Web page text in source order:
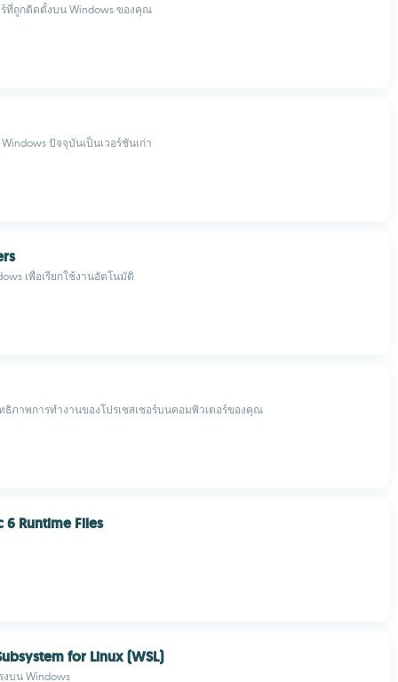
ที่ถูกติดตั้งบน Windows ของคุณ
ปัจจุบันเป็นเวอร์ชันเก่า
เพื่อเรียกใช้งานอัตโนมัติ
ธิภาพการทำงานของโปรเซสเซอร์บนคอมพิวเตอร์ของคุณ
6 Runtime Files
for Linux (WSL)
งบน Windows